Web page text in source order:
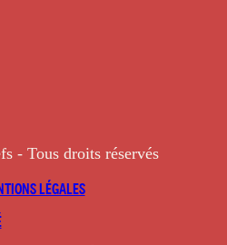
- Tous droits réservés
LÉGALES